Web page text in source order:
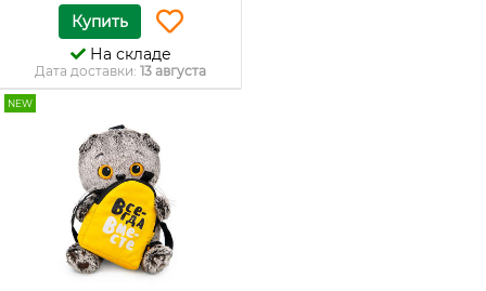
Купить
На складе
Дата доставки: 13 августа
NEW